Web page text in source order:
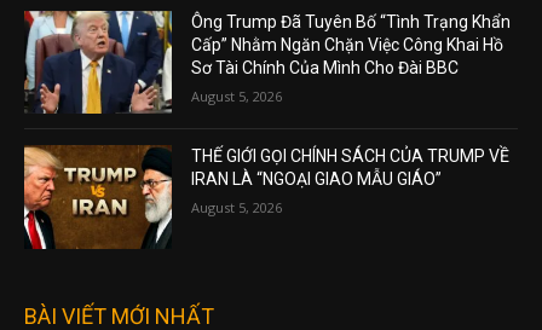
Ông Trump Đã Tuyên Bố “Tình Trạng Khẩn
Cấp” Nhằm Ngăn Chặn Việc Công Khai Hồ
Sơ Tài Chính Của Mình Cho Đài BBC
August 5, 2026
THẾ GIỚI GỌI CHÍNH SÁCH CỦA TRUMP VỀ
IRAN LÀ “NGOẠI GIAO MẪU GIÁO”
August 5, 2026
BÀI VIẾT MỚI NHẤT